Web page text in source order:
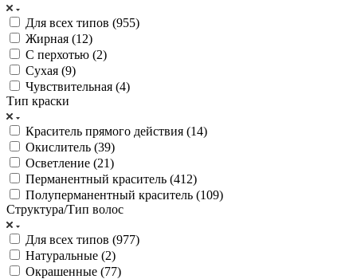
Для всех типов (955)
Жирная (12)
С перхотью (2)
Сухая (9)
Чувствительная (4)
Тип краски
Краситель прямого действия (14)
Окислитель (39)
Осветление (21)
Перманентный краситель (412)
Полуперманентный краситель (109)
Структура/Тип волос
Для всех типов (977)
Натуральные (2)
Окрашенные (77)